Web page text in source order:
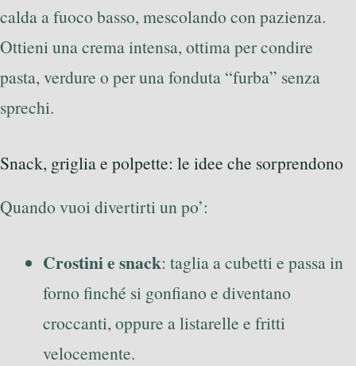
calda a fuoco basso, mescolando con pazienza.
Ottieni una crema intensa, ottima per condire
pasta, verdure o per una fonduta “furba” senza
sprechi.
Snack, griglia e polpette: le idee che sorprendono
Quando vuoi divertirti un po’:
Crostini e snack: taglia a cubetti e passa in
forno finché si gonfiano e diventano
croccanti, oppure a listarelle e fritti
velocemente.